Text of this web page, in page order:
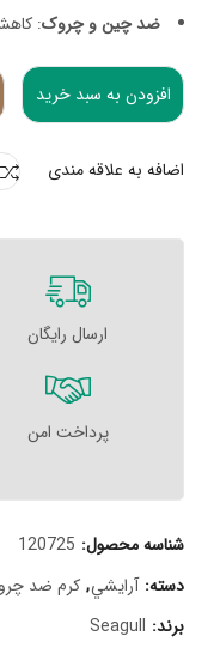
ضد چین و چروک:
افزودن به سبد خرید
اضافه به علاقه مندی
ارسال رایگان
پرداخت امن
شناسه محصول: 120725
دسته: آرايشي, کرم ضد
برند: Seagull